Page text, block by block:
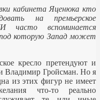
кабинета Яценюка кто
на премьерское
часто вспоминается
которую Запад может
кресло претендуют и
Владимир Гройсман. Но я
из этих фигур не имеет
что-то реально